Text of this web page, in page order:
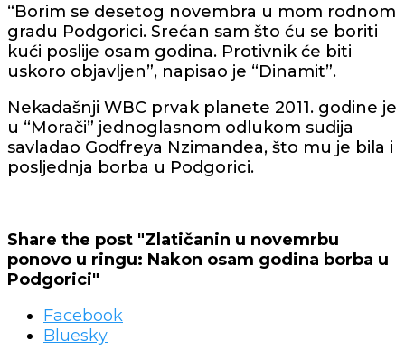
“Borim se desetog novembra u mom rodnom
gradu Podgorici. Srećan sam što ću se boriti
kući poslije osam godina. Protivnik će biti
uskoro objavljen”, napisao je “Dinamit”.
Nekadašnji WBC prvak planete 2011. godine je
u “Morači” jednoglasnom odlukom sudija
savladao Godfreya Nzimandea, što mu je bila i
posljednja borba u Podgorici.
Share the post "Zlatičanin u novemrbu
ponovo u ringu: Nakon osam godina borba u
Podgorici"
Facebook
Bluesky